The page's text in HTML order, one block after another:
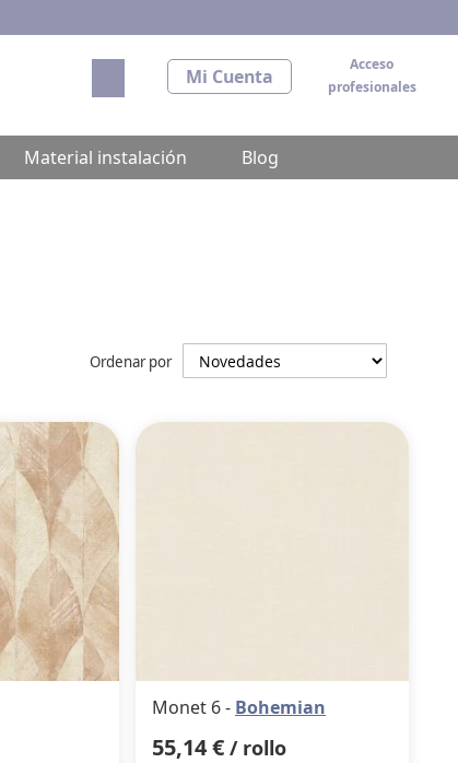
Acceso
profesionales
Mi Cuenta
Mi carrito
Material instalación Blog
Ordenar por
Monet 6 - Bohemian
55,14 € / rollo